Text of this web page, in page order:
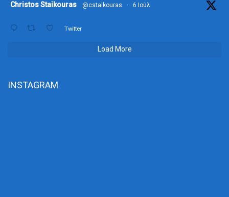
Christos Staikouras @cstaikouras · 6 Ιούλ
Twitter
Load More
INSTAGRAM